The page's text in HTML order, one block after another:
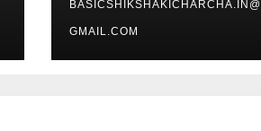
BASICSHIKSHAKICHARCHA.IN@
GMAIL.COM